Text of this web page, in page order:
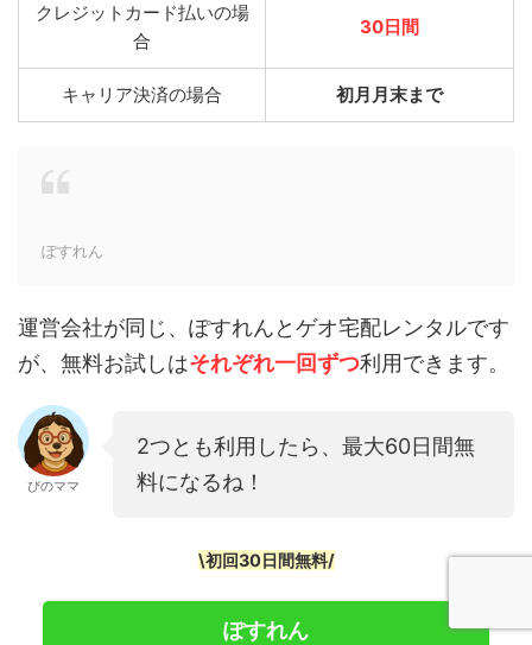
クレジットカード払いの場
合
30日間
キャリア決済の場合 初月月末まで
ぽすれん
運営会社が同じ、ぽすれんとゲオ宅配レンタルです
が、無料お試しはそれぞれ一回ずつ利用できます。
ぴのママ
2つとも利用したら、最大60日間無
料になるね！
\初回30日間無料/
ぽすれん